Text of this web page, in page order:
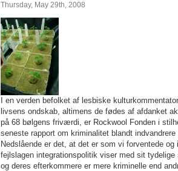
Thursday, May 29th, 2008
I en verden befolket af lesbiske
livsens ondskab, altimens de fødes af afdanket
på 68 bølgens friværdi, er Rockwool Fonden i
seneste rapport om kriminalitet blandt
Nedslående er det, at det er som vi forventede
fejlslagen integrationspolitik viser med sit tydelige
og deres efterkommere er mere kriminelle end